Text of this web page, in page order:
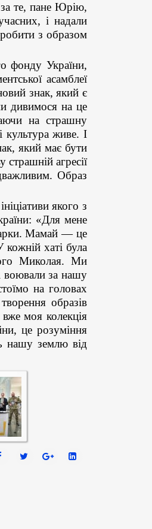
за те, пане Юрію,
і надали
з образом
фонду України,
асамблеї
знак, який є
дивимося на це
на страшну
культура живе. І
який має бути
агресії
Образ
якого з
«Для мене
Мамай — це
хаті була
Миколая. Ми
воювали за нашу
на головах
образів
моя колекція
це розуміння
нашу землю від